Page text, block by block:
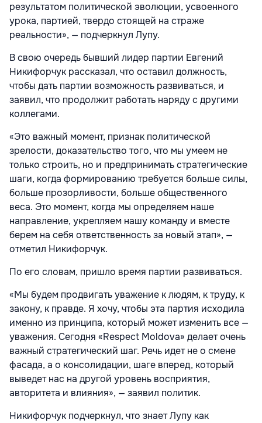
результатом политической эволюции, усвоенного
урока, партией, твердо стоящей на страже
реальности», — подчеркнул Лупу.
В свою очередь бывший лидер партии Евгений
Никифорчук рассказал, что оставил должность,
чтобы дать партии возможность развиваться, и
заявил, что продолжит работать наряду с другими
коллегами.
«Это важный момент, признак политической
зрелости, доказательство того, что мы умеем не
только строить, но и предпринимать стратегические
шаги, когда формированию требуется больше силы,
больше прозорливости, больше общественного
веса. Это момент, когда мы определяем наше
направление, укрепляем нашу команду и вместе
берем на себя ответственность за новый этап», —
отметил Никифорчук.
По его словам, пришло время партии развиваться.
«Мы будем продвигать уважение к людям, к труду, к
закону, к правде. Я хочу, чтобы эта партия исходила
именно из принципа, который может изменить все —
уважения. Сегодня «Respect Moldova» делает очень
важный стратегический шаг. Речь идет не о смене
фасада, а о консолидации, шаге вперед, который
выведет нас на другой уровень восприятия,
авторитета и влияния», — заявил политик.
Никифорчук подчеркнул, что знает Лупу как